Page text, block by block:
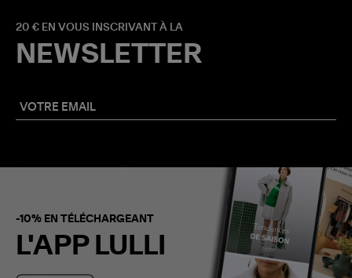
20 € EN VOUS INSCRIVANT À LA
NEWSLETTER
-10% EN TÉLÉCHARGEANT
L'APP LULLI